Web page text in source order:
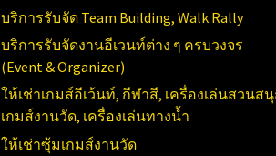
บริการรับจัด Team Building, Walk Rally
บริการรับจัดงานอีเวนท์ต่าง ๆ ครบวงจร
(Event & Organizer)
ให้เช่าเกมส์อีเว้นท์, กีฬาสี, เครื่องเล่นสวนส
เกมส์งานวัด, เครื่องเล่นทางน้ำ
ให้เช่าซุ้มเกมส์งานวัด